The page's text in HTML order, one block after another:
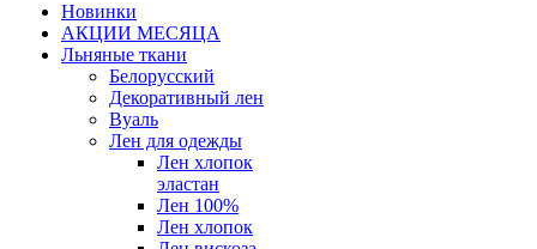
Новинки
АКЦИИ МЕСЯЦА
Льняные ткани
Белорусский
Декоративный лен
Вуаль
Лен для одежды
Лен хлопок
эластан
Лен 100%
Лен хлопок